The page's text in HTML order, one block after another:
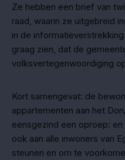
Ze hebben een brief van
raad, waarin ze uitgebreid
in de
graag zien, dat de
volksvertegenwoordiging
Kort samengevat: de
appartementen aan het
eensgezind een oproep:
ook aan alle inwoners van
steunen en om te